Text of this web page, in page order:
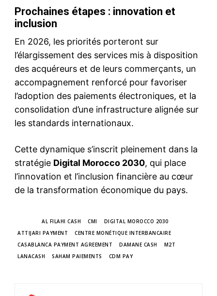
Prochaines étapes : innovation et
inclusion
En 2026, les priorités porteront sur
l’élargissement des services mis à disposition
des acquéreurs et de leurs commerçants, un
accompagnement renforcé pour favoriser
l’adoption des paiements électroniques, et la
consolidation d’une infrastructure alignée sur
les standards internationaux.
Cette dynamique s’inscrit pleinement dans la
stratégie Digital Morocco 2030, qui place
l’innovation et l’inclusion financière au cœur
de la transformation économique du pays.
AL FILAHI CASH CMI
DIGITAL MOROCCO 2030
ATTIJARI PAYMENT
CENTRE MONÉTIQUE INTERBANCAIRE
CASABLANCA PAYMENT AGREEMENT
DAMANE CASH
M2T
LANACASH
SAHAM PAIEMENTS CDM PAY